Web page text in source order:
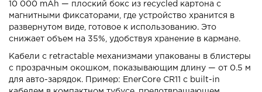
10 000 mAh — плоский бокс из recycled картона с
магнитными фиксаторами, где устройство хранится в
развернутом виде, готовое к использованию. Это
снижает объем на 35%, удобствуя хранение в кармане.
Кабели с retractable механизмами упакованы в блистеры
с прозрачным окошком, показывающим длину — от 0.5 м
для авто-зарядок. Пример: EnerCore CR11 с built-in